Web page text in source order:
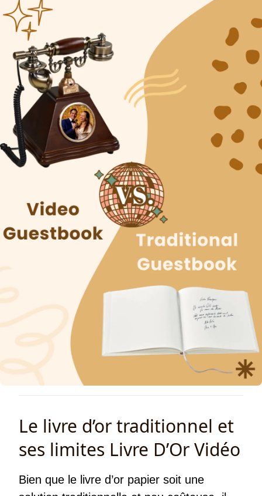
Le livre d’or traditionnel et
ses limites Livre D’Or Vidéo
Bien que le livre d’or papier soit une